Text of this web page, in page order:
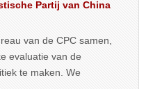
Partij van China
van de CPC samen,
evaluatie van de
te maken. We